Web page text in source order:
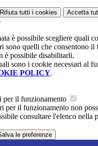
Rifiuta tutti i cookies Accetta
è possibile scegliere quali
sono quelli che consentono il
è possibile disabilitarli.
sono i cookie necessari al
POLICY.
per il funzionamento
per il funzionamento non
consultare l'elenco nella
le preferenze